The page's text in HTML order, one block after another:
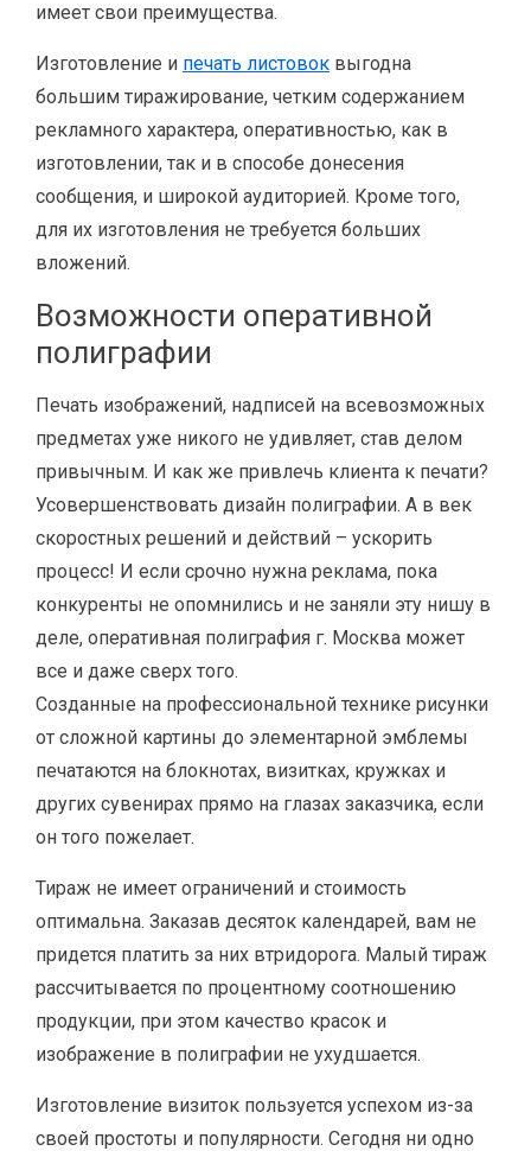
имеет свои преимущества.
Изготовление и печать листовок выгодна
большим тиражирование, четким содержанием
рекламного характера, оперативностью, как в
изготовлении, так и в способе донесения
сообщения, и широкой аудиторией. Кроме того,
для их изготовления не требуется больших
вложений.
Возможности оперативной
полиграфии
Печать изображений, надписей на всевозможных
предметах уже никого не удивляет, став делом
привычным. И как же привлечь клиента к печати?
Усовершенствовать дизайн полиграфии. А в век
скоростных решений и действий – ускорить
процесс! И если срочно нужна реклама, пока
конкуренты не опомнились и не заняли эту нишу в
деле, оперативная полиграфия г. Москва может
все и даже сверх того.
Созданные на профессиональной технике рисунки
от сложной картины до элементарной эмблемы
печатаются на блокнотах, визитках, кружках и
других сувенирах прямо на глазах заказчика, если
он того пожелает.
Тираж не имеет ограничений и стоимость
оптимальна. Заказав десяток календарей, вам не
придется платить за них втридорога. Малый тираж
рассчитывается по процентному соотношению
продукции, при этом качество красок и
изображение в полиграфии не ухудшается.
Изготовление визиток пользуется успехом из-за
своей простоты и популярности. Сегодня ни одно